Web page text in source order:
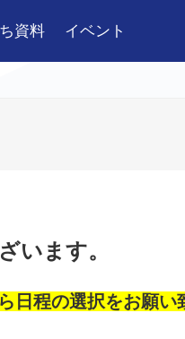
資料 イベント
います。
日程の選択をお願い